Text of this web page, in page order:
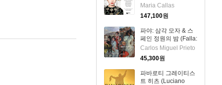
'Turandot') (180g)
(3LP Boxset) - Maria
Callas
Maria Callas
147,100원
파야: 삼각 모자 & 스
페인 정원의 밤 (Falla:
The Three-Cornered
Hat & Nights in the
Gardens of Spain)
(CD) - Carlos Miguel
Prieto
Carlos Miguel Prieto
45,300원
파바로티 그레이티스
트 히츠 (Luciano